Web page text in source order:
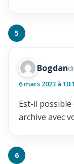
Bogdan
6 mars 2023 à
Est-il
archive avec